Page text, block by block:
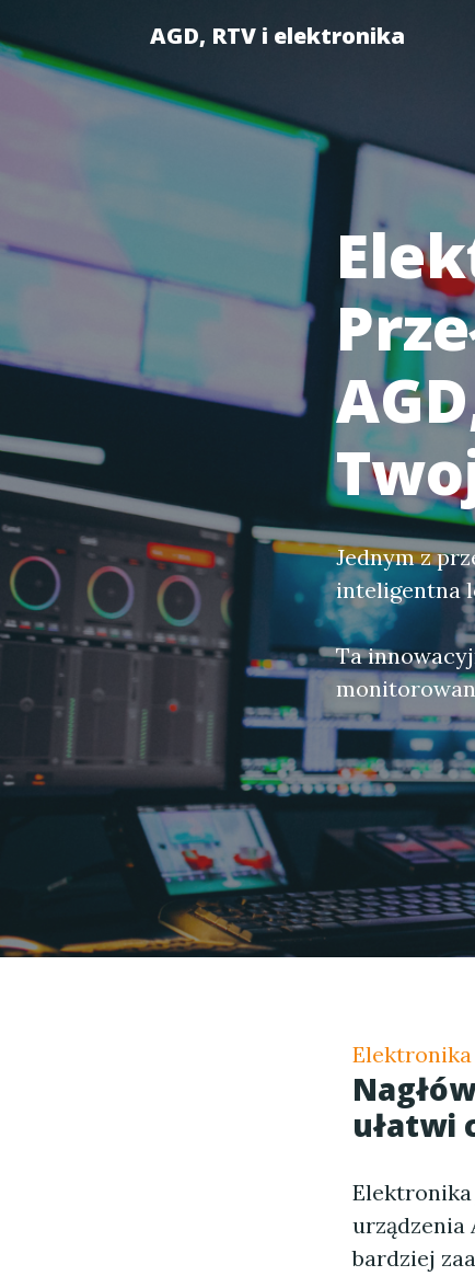
AGD, RTV i elektronika
Jednym z
inteligentna
Ta
Elektronika
ułatwi
Elektronika
urządzenia
bardziej